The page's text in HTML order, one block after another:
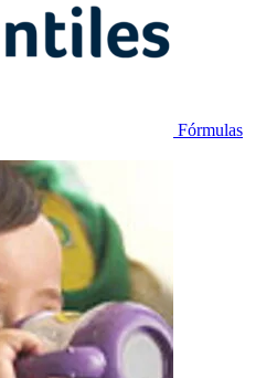
Fórmulas